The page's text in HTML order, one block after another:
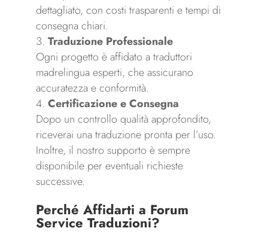
dettagliato, con costi trasparenti e tempi di
consegna chiari.
Traduzione Professionale
Ogni progetto è affidato a traduttori
madrelingua esperti, che assicurano
accuratezza e conformità.
Certificazione e Consegna
Dopo un controllo qualità approfondito,
riceverai una traduzione pronta per l’uso.
Inoltre, il nostro supporto è sempre
disponibile per eventuali richieste
successive.
Perché Affidarti a Forum
Service Traduzioni?